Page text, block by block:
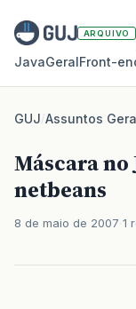
ARQUIVO
JavaGeral
GUJ/Assuntos
Máscara
netbeans
8 de maio de 2007 1